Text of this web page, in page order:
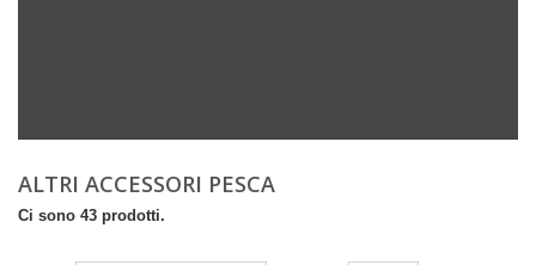
ALTRI ACCESSORI PESCA
Ci sono 43 prodotti.